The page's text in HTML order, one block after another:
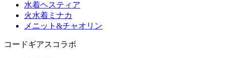
水着ヘスティア
火水着ミナカ
メニット&チャオリン
コードギアスコラボ